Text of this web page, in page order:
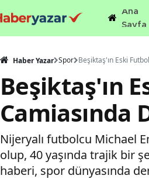
Ana
Sayfa
Haber Yazar Spor
Beşiktaş'ın
Camiasında
Nijeryalı futbolcu Michael
olup, 40 yaşında trajik bir
haberi, spor dünyasında